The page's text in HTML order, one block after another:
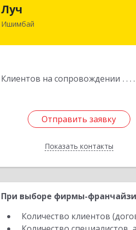
Луч
Ишимбай
Клиентов на сопровождении
Отправить заявку
Показать контакты
Отправить заявку
Назад
При выборе фирмы-
Количество клиентов